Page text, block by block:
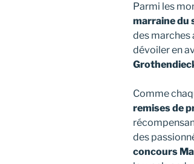
Parmi les
marraine du
des marches
dévoiler en
Comme
remises de
des
concours